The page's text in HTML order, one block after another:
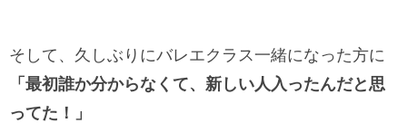
そして、久しぶりにバレエクラス一緒になった方に
「最初誰か分からなくて、新しい人入ったんだと思
ってた！」